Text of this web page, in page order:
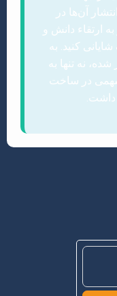
آن‌ها در
ارتقاء دانش و
کنید. به
نه تنها به
سهمی در ساخت
داشت.